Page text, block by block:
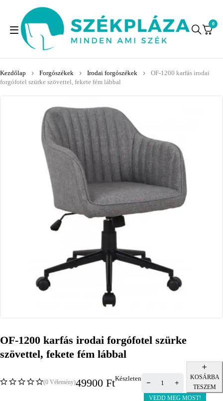
0
Kezdőlap Forgószékek Irodai forgószékek
OF-1200 karfás irodai
forgófotel szürke szövettel, fekete fém lábbal
OF-1200 karfás irodai forgófotel szürke
szövettel, fekete fém lábbal
(0 Vélemény)49900 FtKészleten
KOSÁRBA
TESZEM
VEDD MEG MOST!